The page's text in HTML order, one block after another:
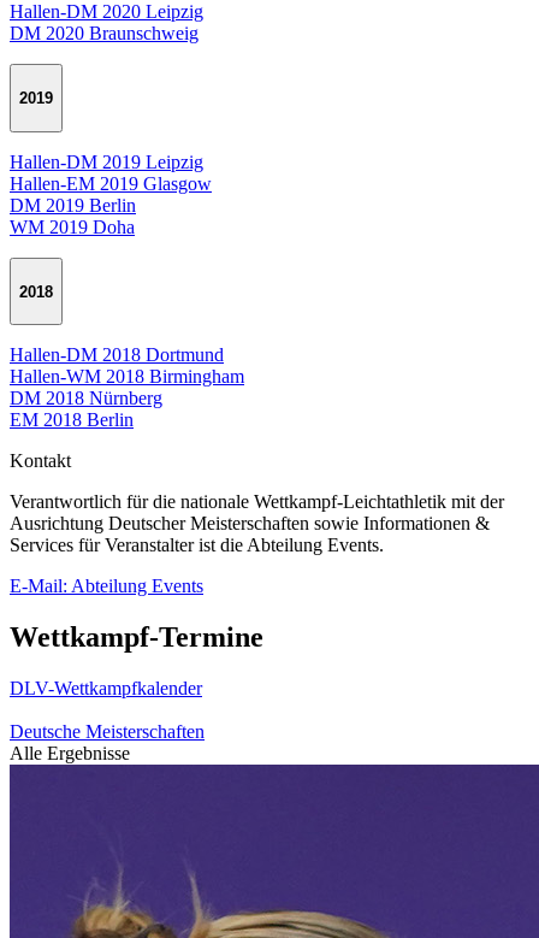
Hallen-DM 2020 Leipzig
DM 2020 Braunschweig
2019
Hallen-DM 2019 Leipzig
Hallen-EM 2019 Glasgow
DM 2019 Berlin
WM 2019 Doha
2018
Hallen-DM 2018 Dortmund
Hallen-WM 2018 Birmingham
DM 2018 Nürnberg
EM 2018 Berlin
Kontakt
Verantwortlich für die nationale Wettkampf-Leichtathletik mit der
Ausrichtung Deutscher Meisterschaften sowie Informationen &
Services für Veranstalter ist die Abteilung Events.
E-Mail: Abteilung Events
Wettkampf-Termine
DLV-Wettkampfkalender
Deutsche Meisterschaften
Alle Ergebnisse